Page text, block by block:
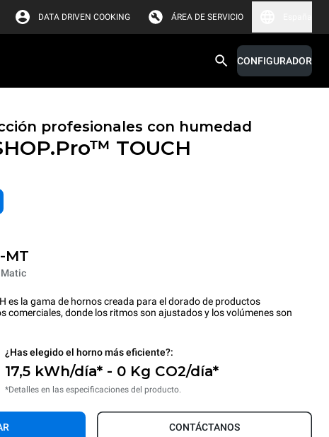
DATA DRIVEN COOKING ÁREA DE SERVICIO
CONFIGURADOR
profesionales con humedad
TOUCH
MT
es la gama de hornos creada para el dorado de productos
comerciales, donde los ritmos son ajustados y los volúmenes son
¿Has elegido el horno más eficiente?:
17,5 kWh/día* - 0 Kg CO2/día*
*Detalles en las especificaciones del producto.
CONTÁCTANOS